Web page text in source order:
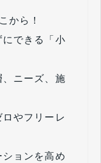
から！
できる「小
ニーズ、施
やフリーレ
ョンを高め